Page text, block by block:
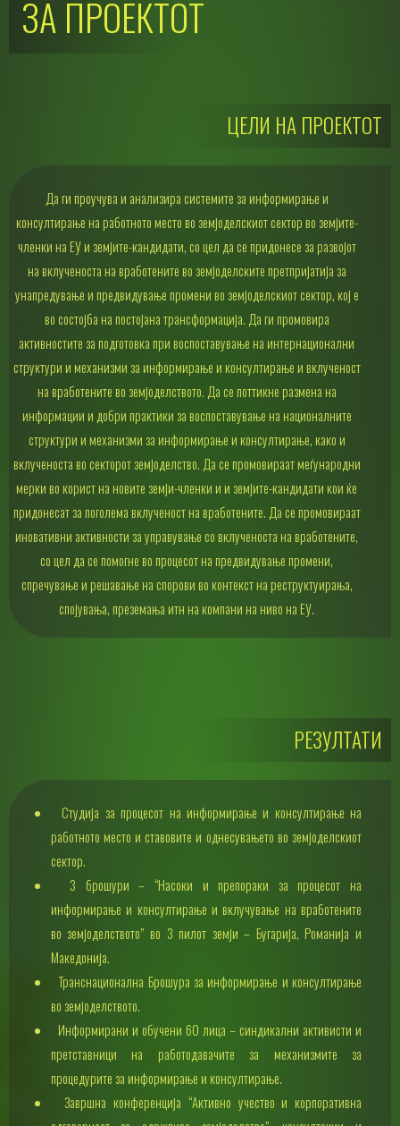
ЗА ПРОЕКТОТ
ЦЕЛИ НА ПРОЕКТОТ
Да ги проучува и анализира системите за информирање и
консултирање на работното место во земјоделскиот сектор во земјите-
членки на ЕУ и земјите-кандидати, со цел да се придонесе за развојот
на вклученоста на вработените во земјоделските претпријатија за
унапредување и предвидување промени во земјоделскиот сектор, кој е
во состојба на постојана трансформација. Да ги ​​промовира
активностите за подготовка при воспоставување на интернационални
структури и механизми за информирање и консултирање и вклученост
на вработените во земјоделството. Да се ​​поттикне размена на
информации и добри практики за воспоставување на националните
структури и механизми за информирање и консултирање, како и
вклученоста во секторот земјоделство. Да се промовираат меѓународни
мерки во корист на новите земји-членки и и земјите-кандидати кои ќе
придонесат за поголема вклученост на вработените. Да се промовираат
иновативни активности за управување со вклученоста на вработените,
со цел да се помогне во процесот на предвидување промени,
спречување и решавање на спорови во контекст на реструктуирања,
спојувања, преземања итн на компани на ниво на ЕУ.
РЕЗУЛТАТИ
Студија за процесот на информирање и консултирање на
работното место и ставовите и однесувањето во земјоделскиот
сектор.
3 брошури – “Насоки и препораки за процесот на
информирање и консултирање и вклучување на вработените
во земјоделството” во 3 пилот земји – Бугарија, Романија и
Македонија.
Транснационална Брошура за информирање и консултирање
во земјоделството.
Информирани и обучени 60 лица – синдикални активисти и
претставници на работодавачите за механизмите за
процедурите за информирање и консултирање.
Завршна конференција “Активно учество и корпоративна